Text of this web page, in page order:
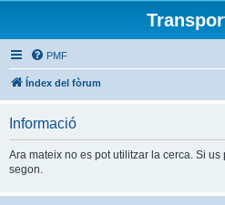
PMF
Índex del fòrum
Informació
Ara mateix no es pot utilitzar la cerca. Si us
segon.